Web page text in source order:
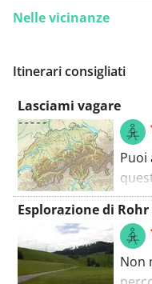
Nelle vicinanze
Itinerari consigliati
Lasciami vagare
parti
Esplorazione di Rohr
Non